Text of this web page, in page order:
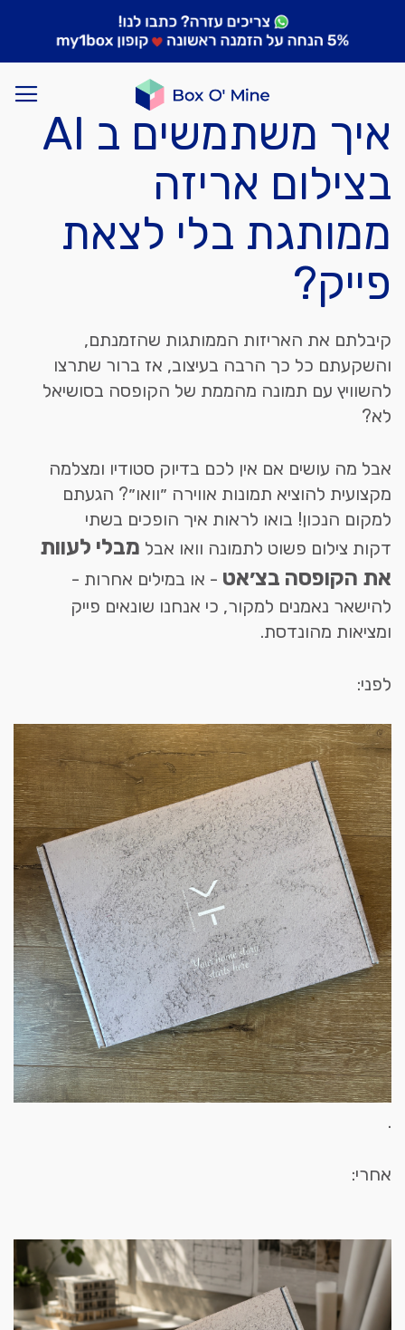
איך משתמשים ב AI
בצילום אריזה
ממותגת בלי לצאת
פייק?
קיבלתם את האריזות הממותגות שהזמנתם,
והשקעתם כל כך הרבה בעיצוב, אז ברור שתרצו
להשוויץ עם תמונה מהממת של הקופסה בסושיאל
לא?
אבל מה עושים אם אין לכם בדיוק סטודיו ומצלמה
מקצועית להוציא תמונות אווירה ״וואו״? הגעתם
למקום הנכון! בואו לראות איך הופכים בשתי
דקות צילום פשוט לתמונה וואו אבל מבלי לעוות
את הקופסה בצ׳אט - או במילים אחרות -
להישאר נאמנים למקור, כי אנחנו שונאים פייק
ומציאות מהונדסת.
לפני:
.
אחרי: